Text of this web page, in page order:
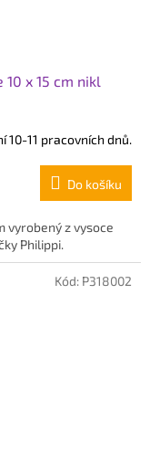
10 x 15 cm nikl
11 pracovních dnů.
Do košíku
vyrobený z vysoce
Philippi.
Kód: P318002